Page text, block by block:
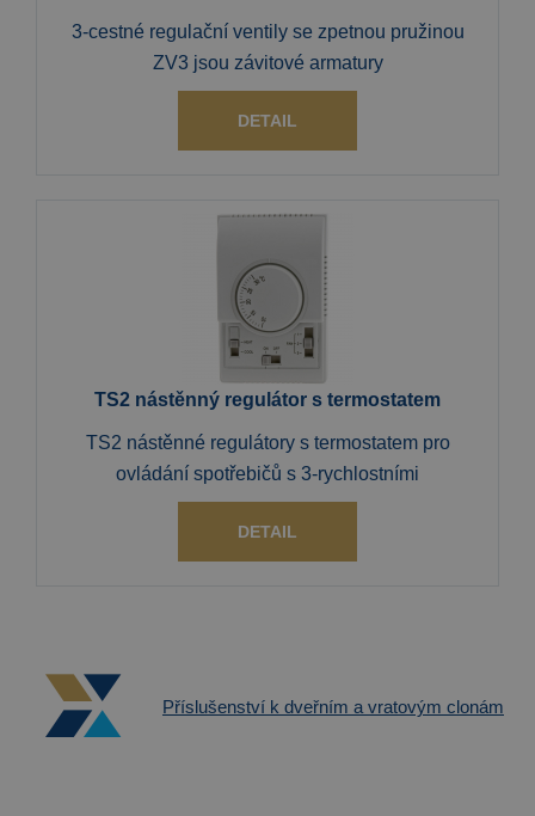
3-cestné regulační ventily se zpetnou pružinou
ZV3 jsou závitové armatury
DETAIL
TS2 nástěnný regulátor s termostatem
TS2 nástěnné regulátory s termostatem pro
ovládání spotřebičů s 3-rychlostními
DETAIL
Příslušenství k dveřním a vratovým clonám